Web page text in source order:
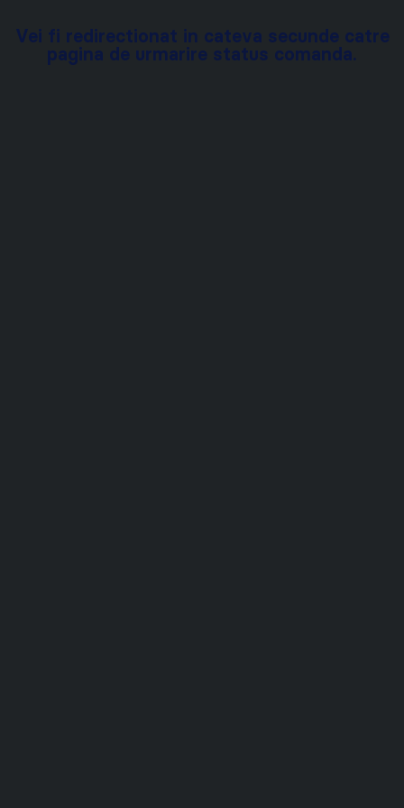
Vei fi redirectionat in cateva secunde catre
pagina de urmarire status comanda.